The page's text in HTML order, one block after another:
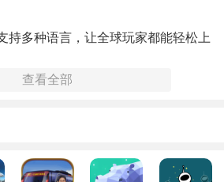
持多种语言，让全球玩家都能轻松上
查看全部